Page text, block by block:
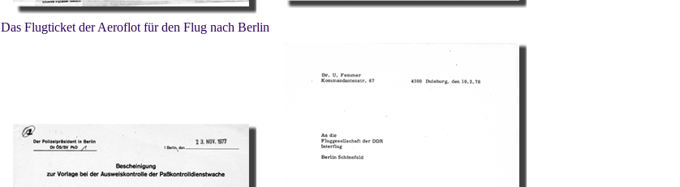
Das Flugticket der Aeroflot für den Flug nach Berlin